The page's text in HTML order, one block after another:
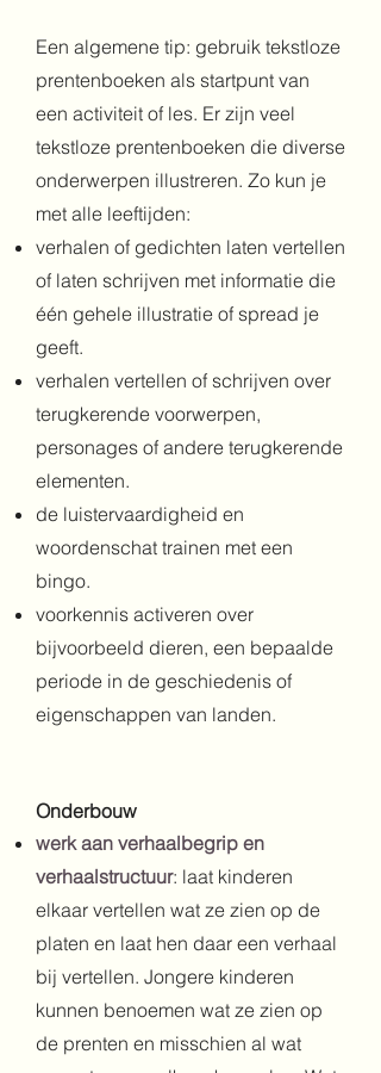
Een algemene tip: gebruik tekstloze
prentenboeken als startpunt van
een activiteit of les. Er zijn veel
tekstloze prentenboeken die diverse
onderwerpen illustreren. Zo kun je
met alle leeftijden:
verhalen of gedichten laten vertellen
of laten schrijven met informatie die
één gehele illustratie of spread je
geeft.
verhalen vertellen of schrijven over
terugkerende voorwerpen,
personages of andere terugkerende
elementen.
de luistervaardigheid en
woordenschat trainen met een
bingo.
voorkennis activeren over
bijvoorbeeld dieren, een bepaalde
periode in de geschiedenis of
eigenschappen van landen.
Onderbouw
werk aan verhaalbegrip en
verhaalstructuur: laat kinderen
elkaar vertellen wat ze zien op de
platen en laat hen daar een verhaal
bij vertellen. Jongere kinderen
kunnen benoemen wat ze zien op
de prenten en misschien al wat